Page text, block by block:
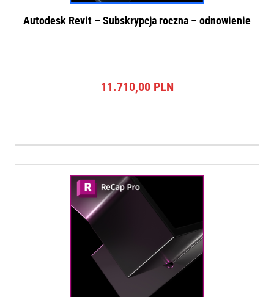
Autodesk Revit – Subskrypcja roczna – odnowienie
11.710,00 PLN